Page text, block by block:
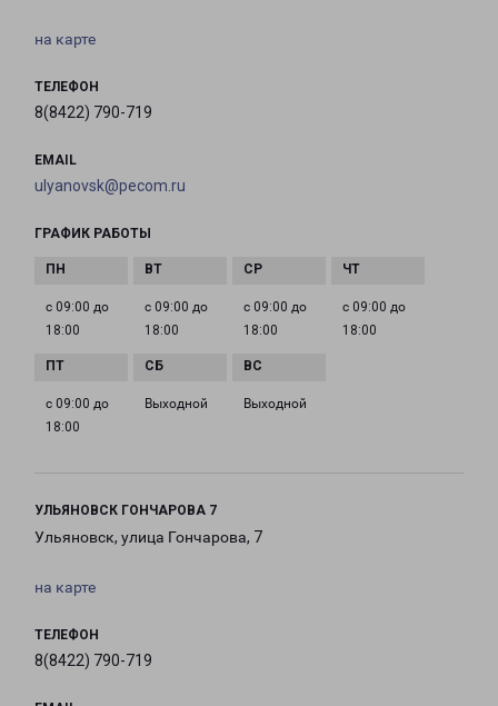
на карте
ТЕЛЕФОН
8(8422) 790-719
EMAIL
ulyanovsk@pecom.ru
ГРАФИК РАБОТЫ
с 09:00 до
18:00
с 09:00 до
18:00
с 09:00 до
18:00
с 09:00 до
18:00
с 09:00 до
18:00
Выходной Выходной
УЛЬЯНОВСК ГОНЧАРОВА 7
Ульяновск, улица Гончарова, 7
на карте
ТЕЛЕФОН
8(8422) 790-719